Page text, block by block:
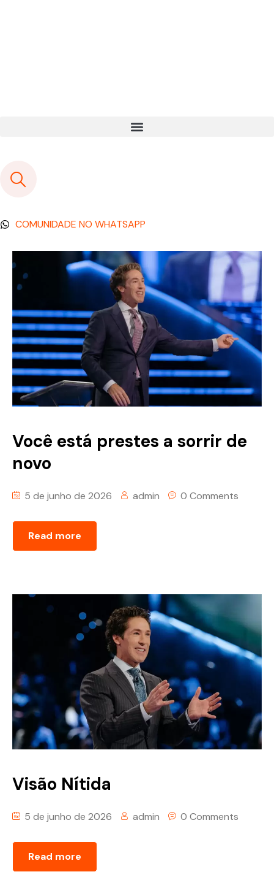
COMUNIDADE NO WHATSAPP
Você está prestes a sorrir de
novo
5 de junho de 2026 admin 0 Comments
Read more
Visão Nítida
5 de junho de 2026 admin 0 Comments
Read more